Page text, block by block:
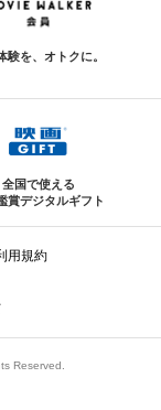
験を、オトクに。
全国で使える
賞デジタルギフト
用規約
Reserved.